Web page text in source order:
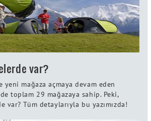
var?
yeni mağaza açmaya devam eden
toplam 29 mağazaya sahip. Peki,
var? Tüm detaylarıyla bu yazımızda!